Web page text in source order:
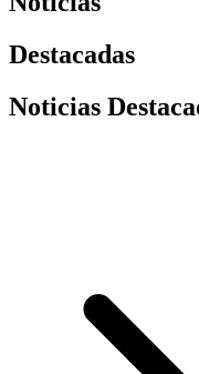
Destacadas
Noticias